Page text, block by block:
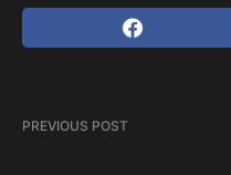
PREVIOUS POST